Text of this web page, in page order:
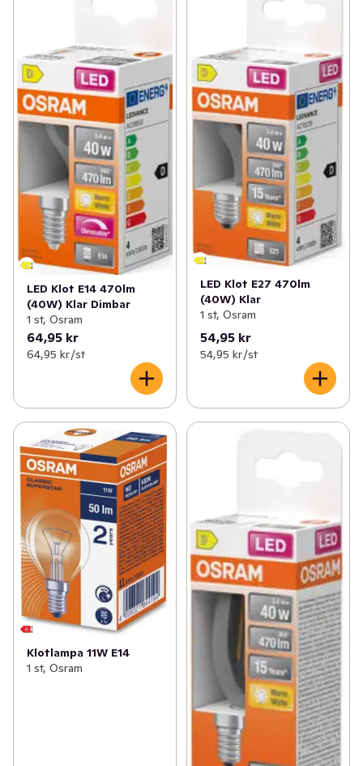
LED Klot E14 470lm
(40W) Klar Dimbar
1 st, Osram
64,95 kr
64,95 kr /st
LED Klot E27 470lm
(40W) Klar
1 st, Osram
54,95 kr
54,95 kr /st
Klotlampa 11W E14
1 st, Osram